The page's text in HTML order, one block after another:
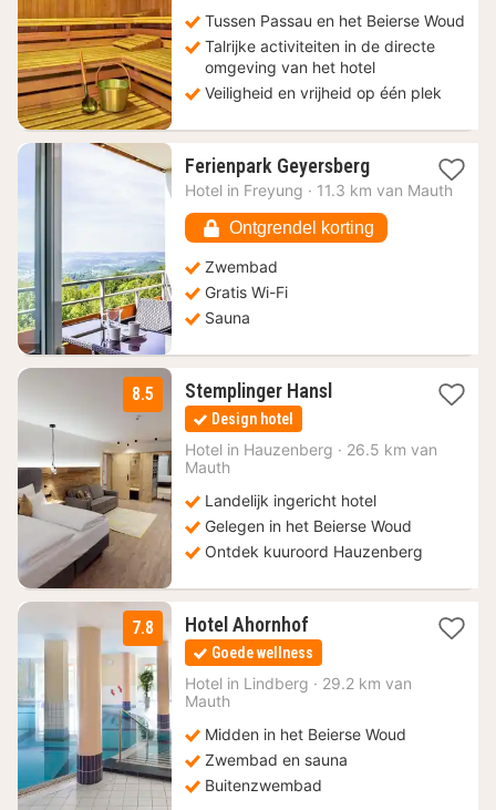
€
Tussen Passau en het Beierse Woud
Talrijke activiteiten in de directe
omgeving van het hotel
Veiligheid en vrijheid op één plek
Ferienpark Geyersberg1
nacht
93,43
€
Hotel in Freyung · 11.3 km van Mauth
Ontgrendel korting
Zwembad
Gratis Wi-Fi
Sauna
8.5 Stemplinger Hansl1
90
Design hotel
Hotel in Hauzenberg · 26.5 km van
Mauth
Landelijk ingericht hotel
Gelegen in het Beierse Woud
Ontdek kuuroord Hauzenberg
7.8 Hotel Ahornhof1
nacht
vanaf
99
Goede wellness
Hotel in Lindberg · 29.2 km van
Mauth
Midden in het Beierse Woud
Zwembad en sauna
Buitenzwembad